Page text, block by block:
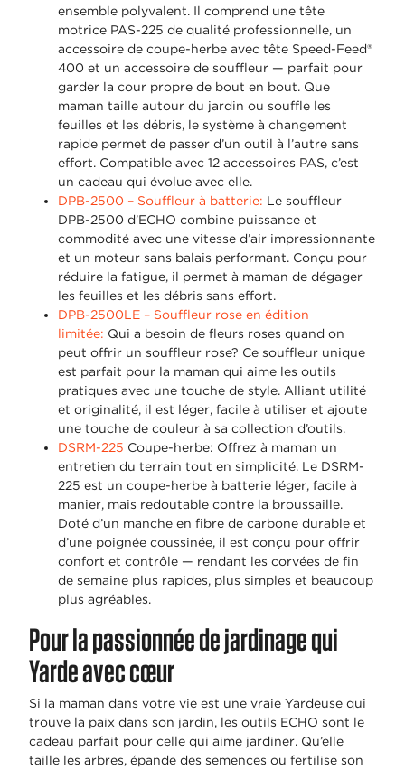
ensemble polyvalent. Il comprend une tête
motrice PAS-225 de qualité professionnelle, un
accessoire de coupe-herbe avec tête Speed-Feed®
400 et un accessoire de souffleur — parfait pour
garder la cour propre de bout en bout. Que
maman taille autour du jardin ou souffle les
feuilles et les débris, le système à changement
rapide permet de passer d’un outil à l’autre sans
effort. Compatible avec 12 accessoires PAS, c’est
un cadeau qui évolue avec elle.
DPB-2500 – Souffleur à batterie: Le souffleur
DPB-2500 d’ECHO combine puissance et
commodité avec une vitesse d’air impressionnante
et un moteur sans balais performant. Conçu pour
réduire la fatigue, il permet à maman de dégager
les feuilles et les débris sans effort.
DPB-2500LE – Souffleur rose en édition
limitée: Qui a besoin de fleurs roses quand on
peut offrir un souffleur rose? Ce souffleur unique
est parfait pour la maman qui aime les outils
pratiques avec une touche de style. Alliant utilité
et originalité, il est léger, facile à utiliser et ajoute
une touche de couleur à sa collection d’outils.
DSRM-225 Coupe-herbe: Offrez à maman un
entretien du terrain tout en simplicité. Le DSRM-
225 est un coupe-herbe à batterie léger, facile à
manier, mais redoutable contre la broussaille.
Doté d’un manche en fibre de carbone durable et
d’une poignée coussinée, il est conçu pour offrir
confort et contrôle — rendant les corvées de fin
de semaine plus rapides, plus simples et beaucoup
plus agréables.
Pour la passionnée de jardinage qui
Yarde avec cœur
Si la maman dans votre vie est une vraie Yardeuse qui
trouve la paix dans son jardin, les outils ECHO sont le
cadeau parfait pour celle qui aime jardiner. Qu’elle
taille les arbres, épande des semences ou fertilise son